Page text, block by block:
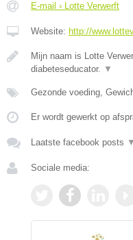
E-mail › Lotte Verwerft
Website: http://
Mijn naam is Lotte
diabeteseducator. ▼
Gezonde voeding,
Er wordt gewerkt op
Laatste facebook posts ▼
Sociale media: